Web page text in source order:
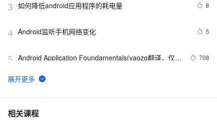
3 如何降低android应用程序的耗电量 8
4 Android监听手机网络变化 5
5 Android Application Foundamentals(yaozq翻译，仅供
708
6 Android中startActivity中的permission检测与UID机制
7 【Magisk模块】禁用Android 11-12应用文件夹限制
相关课程